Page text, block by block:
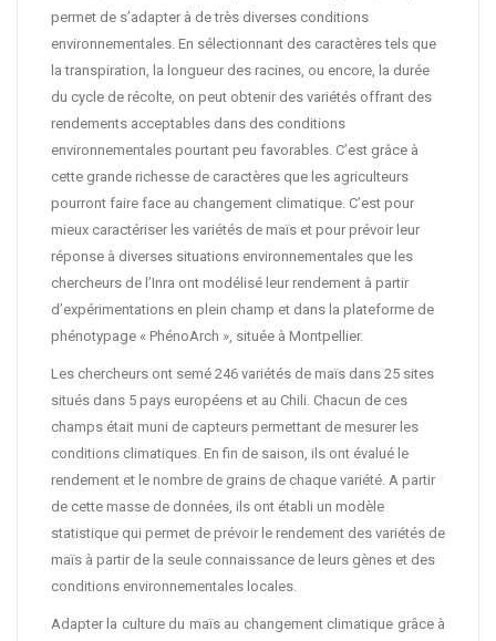
permet de s’adapter à de très diverses conditions
environnementales. En sélectionnant des caractères tels que
la transpiration, la longueur des racines, ou encore, la durée
du cycle de récolte, on peut obtenir des variétés offrant des
rendements acceptables dans des conditions
environnementales pourtant peu favorables. C’est grâce à
cette grande richesse de caractères que les agriculteurs
pourront faire face au changement climatique. C’est pour
mieux caractériser les variétés de maïs et pour prévoir leur
réponse à diverses situations environnementales que les
chercheurs de l’Inra ont modélisé leur rendement à partir
d’expérimentations en plein champ et dans la plateforme de
phénotypage « PhénoArch », située à Montpellier.
Les chercheurs ont semé 246 variétés de maïs dans 25 sites
situés dans 5 pays européens et au Chili. Chacun de ces
champs était muni de capteurs permettant de mesurer les
conditions climatiques. En fin de saison, ils ont évalué le
rendement et le nombre de grains de chaque variété. A partir
de cette masse de données, ils ont établi un modèle
statistique qui permet de prévoir le rendement des variétés de
maïs à partir de la seule connaissance de leurs gènes et des
conditions environnementales locales.
Adapter la culture du maïs au changement climatique grâce à